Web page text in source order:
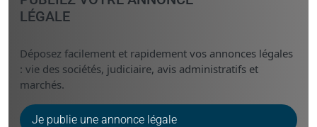
LÉGALE
Déposez facilement et rapidement vos annonces légales
: vie des sociétés, judiciaire, avis administratifs et
marchés.
Je publie une annonce légale